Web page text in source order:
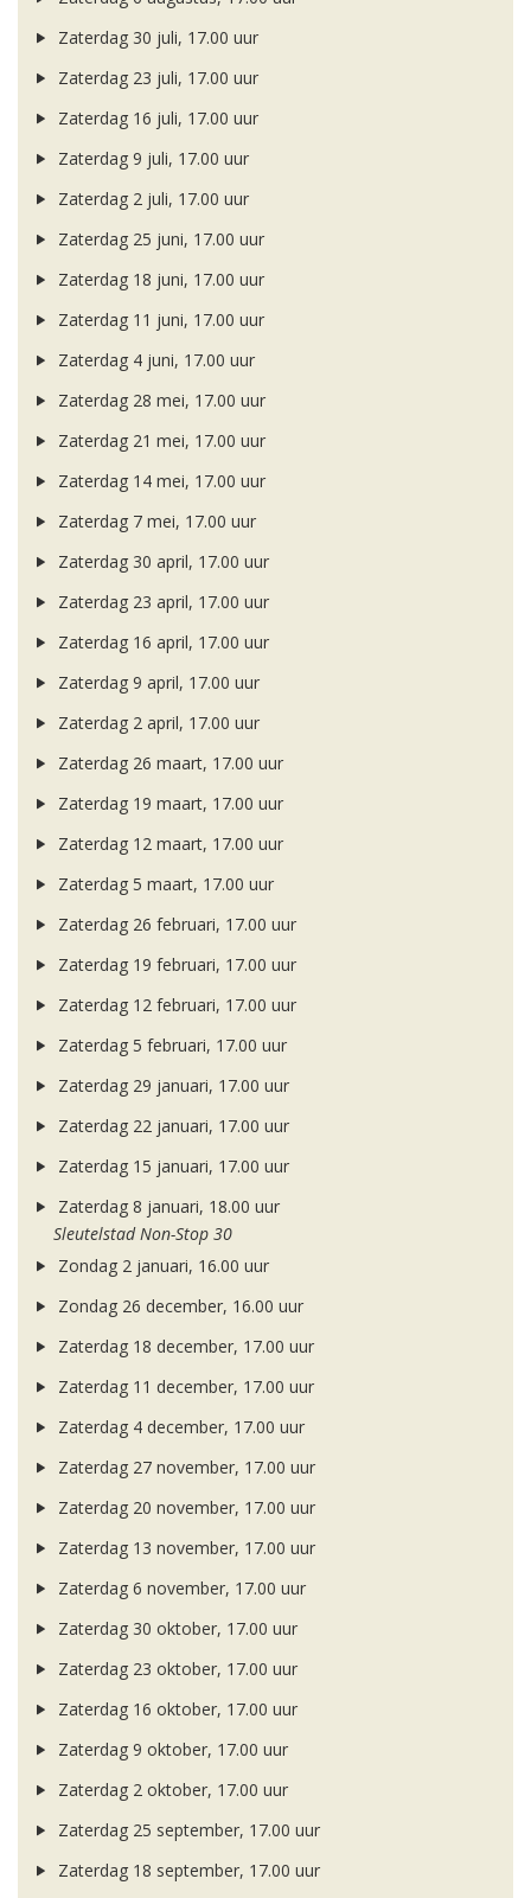
Zaterdag 30 juli, 17.00 uur
Zaterdag 23 juli, 17.00 uur
Zaterdag 16 juli, 17.00 uur
Zaterdag 9 juli, 17.00 uur
Zaterdag 2 juli, 17.00 uur
Zaterdag 25 juni, 17.00 uur
Zaterdag 18 juni, 17.00 uur
Zaterdag 11 juni, 17.00 uur
Zaterdag 4 juni, 17.00 uur
Zaterdag 28 mei, 17.00 uur
Zaterdag 21 mei, 17.00 uur
Zaterdag 14 mei, 17.00 uur
Zaterdag 7 mei, 17.00 uur
Zaterdag 30 april, 17.00 uur
Zaterdag 23 april, 17.00 uur
Zaterdag 16 april, 17.00 uur
Zaterdag 9 april, 17.00 uur
Zaterdag 2 april, 17.00 uur
Zaterdag 26 maart, 17.00 uur
Zaterdag 19 maart, 17.00 uur
Zaterdag 12 maart, 17.00 uur
Zaterdag 5 maart, 17.00 uur
Zaterdag 26 februari, 17.00 uur
Zaterdag 19 februari, 17.00 uur
Zaterdag 12 februari, 17.00 uur
Zaterdag 5 februari, 17.00 uur
Zaterdag 29 januari, 17.00 uur
Zaterdag 22 januari, 17.00 uur
Zaterdag 15 januari, 17.00 uur
Zaterdag 8 januari, 18.00 uur
Sleutelstad Non-Stop 30
Zondag 2 januari, 16.00 uur
Zondag 26 december, 16.00 uur
Zaterdag 18 december, 17.00 uur
Zaterdag 11 december, 17.00 uur
Zaterdag 4 december, 17.00 uur
Zaterdag 27 november, 17.00 uur
Zaterdag 20 november, 17.00 uur
Zaterdag 13 november, 17.00 uur
Zaterdag 6 november, 17.00 uur
Zaterdag 30 oktober, 17.00 uur
Zaterdag 23 oktober, 17.00 uur
Zaterdag 16 oktober, 17.00 uur
Zaterdag 9 oktober, 17.00 uur
Zaterdag 2 oktober, 17.00 uur
Zaterdag 25 september, 17.00 uur
Zaterdag 18 september, 17.00 uur